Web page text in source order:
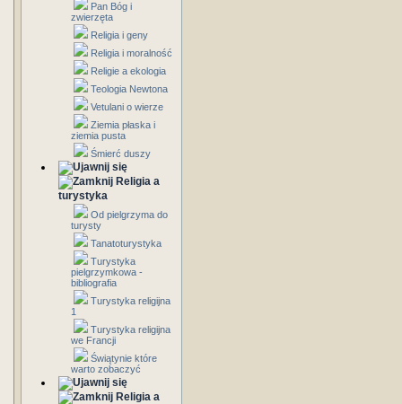
Pan Bóg i
zwierzęta
Religia i geny
Religia i moralność
Religie a ekologia
Teologia Newtona
Vetulani o wierze
Ziemia płaska i
ziemia pusta
Śmierć duszy
Religia a
turystyka
Od pielgrzyma do
turysty
Tanatoturystyka
Turystyka
pielgrzymkowa -
bibliografia
Turystyka religijna
1
Turystyka religijna
we Francji
Świątynie które
warto zobaczyć
Religia a